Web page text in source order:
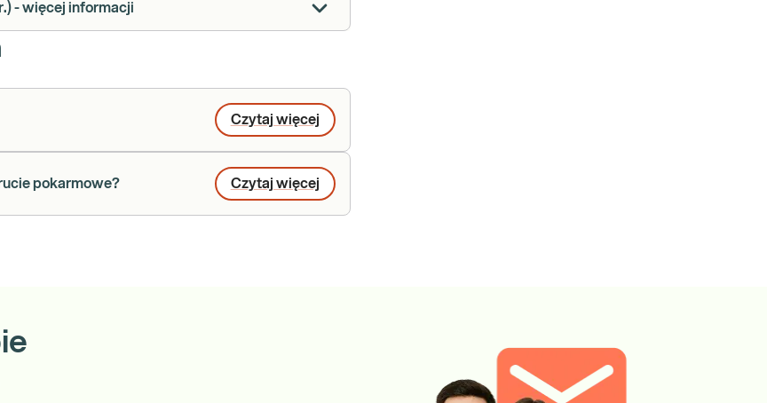
- więcej informacji
Czytaj więcej
pokarmowe? Czytaj więcej